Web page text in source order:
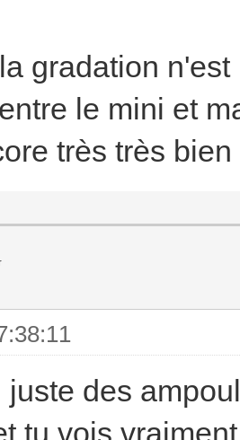
gradation
le mini et
très très bien
juste des
tu vois